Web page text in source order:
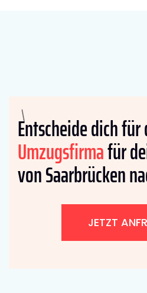
Entscheide dich
Umzugsfirmafür
von Saarbrücken
JETZT